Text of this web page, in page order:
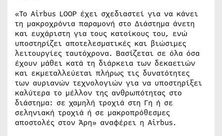
«Το Airbus LOOP έχει σχεδιαστεί για να κάνει
τη μακροχρόνια παραμονή στο Διάστημα άνετη
και ευχάριστη για τους κατοίκους του, ενώ
υποστηρίζει αποτελεσματικές και βιώσιμες
λειτουργίες ταυτόχρονα. Βασίζεται σε όλα όσα
έχουν μάθει κατά τη διάρκεια των δεκαετιών
και εκμεταλλεύεται πλήρως τις δυνατότητες
των αυριανών τεχνολογιών για να υποστηρίξει
καλύτερα το μέλλον της ανθρωπότητας στο
διάστημα: σε χαμηλή τροχιά στη Γη ή σε
σεληνιακή τροχιά ή σε μακροπρόθεσμες
αποστολές στον Άρη» αναφέρει η Airbus.